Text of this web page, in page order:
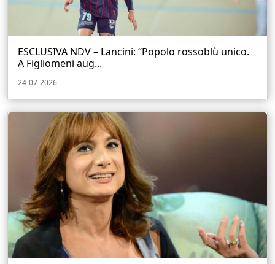
ESCLUSIVA NDV – Lancini: “Popolo rossoblù unico.
A Figliomeni aug...
24-07-2026